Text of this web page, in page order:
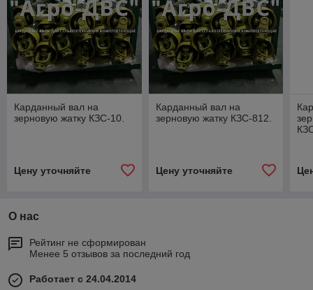
Карданный вал на
зерновую жатку КЗС-10.
Цену уточняйте
Карданный вал на
зерновую жатку КЗС-812.
Цену уточняйте
О нас
Рейтинг не сформирован
Менее 5 отзывов за последний год
Работает с 24.04.2014